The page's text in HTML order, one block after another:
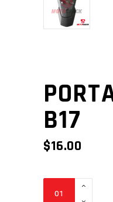
B17
$16.00
PORTAPLACA